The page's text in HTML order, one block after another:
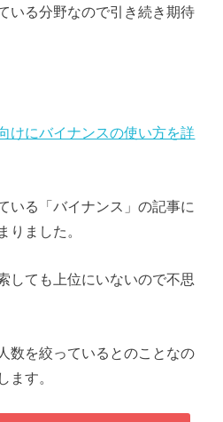
いる分野なので引き続き期待
けにバイナンスの使い方を詳
いる「バイナンス」の記事に
りました。
しても上位にいないので不思
数を絞っているとのことなの
ます。